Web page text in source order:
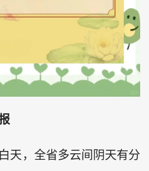
天，全省多云间阴天有分